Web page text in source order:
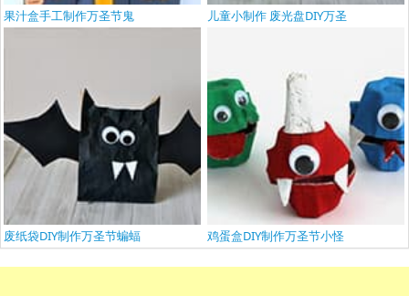
果汁盒手工制作万圣节鬼 儿童小制作 废光盘DIY万圣
废纸袋DIY制作万圣节蝙蝠 鸡蛋盒DIY制作万圣节小怪